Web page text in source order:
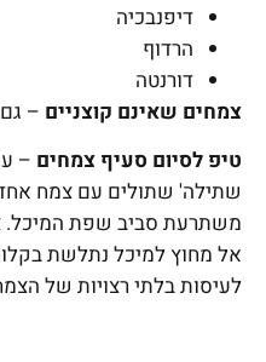
דיפנבכיה
הרדוף
דורנטה
צמחים שאינם קוצניים– גם
טיפ לסיום סעיף צמחים– עם
שתילה' שתולים עם צמח אחד
משתרעת סביב שפת המיכל.
אל מחוץ למיכל נתלשת בקלות
לעיסות בלתי רצויות של